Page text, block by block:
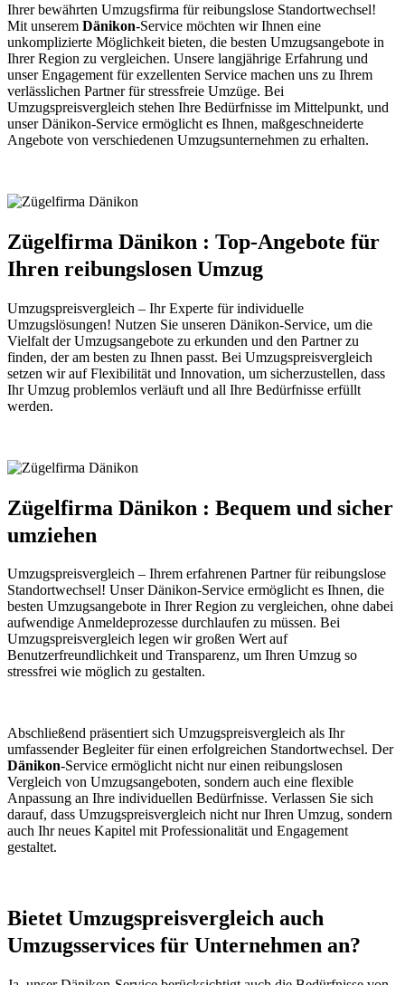
Ihrer bewährten Umzugsfirma für reibungslose Standortwechsel!
Mit unserem Dänikon-Service möchten wir Ihnen eine
unkomplizierte Möglichkeit bieten, die besten Umzugsangebote in
Ihrer Region zu vergleichen. Unsere langjährige Erfahrung und
unser Engagement für exzellenten Service machen uns zu Ihrem
verlässlichen Partner für stressfreie Umzüge. Bei
Umzugspreisvergleich stehen Ihre Bedürfnisse im Mittelpunkt, und
unser Dänikon-Service ermöglicht es Ihnen, maßgeschneiderte
Angebote von verschiedenen Umzugsunternehmen zu erhalten.
Zügelfirma Dänikon : Top-Angebote für
Ihren reibungslosen Umzug
Umzugspreisvergleich – Ihr Experte für individuelle
Umzugslösungen! Nutzen Sie unseren Dänikon-Service, um die
Vielfalt der Umzugsangebote zu erkunden und den Partner zu
finden, der am besten zu Ihnen passt. Bei Umzugspreisvergleich
setzen wir auf Flexibilität und Innovation, um sicherzustellen, dass
Ihr Umzug problemlos verläuft und all Ihre Bedürfnisse erfüllt
werden.
Zügelfirma Dänikon : Bequem und sicher
umziehen
Umzugspreisvergleich – Ihrem erfahrenen Partner für reibungslose
Standortwechsel! Unser Dänikon-Service ermöglicht es Ihnen, die
besten Umzugsangebote in Ihrer Region zu vergleichen, ohne dabei
aufwendige Anmeldeprozesse durchlaufen zu müssen. Bei
Umzugspreisvergleich legen wir großen Wert auf
Benutzerfreundlichkeit und Transparenz, um Ihren Umzug so
stressfrei wie möglich zu gestalten.
Abschließend präsentiert sich Umzugspreisvergleich als Ihr
umfassender Begleiter für einen erfolgreichen Standortwechsel. Der
Dänikon-Service ermöglicht nicht nur einen reibungslosen
Vergleich von Umzugsangeboten, sondern auch eine flexible
Anpassung an Ihre individuellen Bedürfnisse. Verlassen Sie sich
darauf, dass Umzugspreisvergleich nicht nur Ihren Umzug, sondern
auch Ihr neues Kapitel mit Professionalität und Engagement
gestaltet.
Bietet Umzugspreisvergleich auch
Umzugsservices für Unternehmen an?